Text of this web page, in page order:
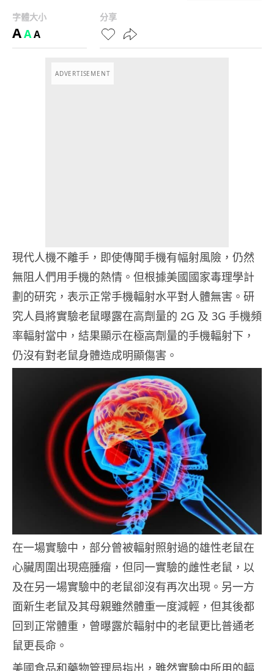
字體大小
AAA
分享
ADVERTISEMENT
現代人機不離手，即使傳聞手機有幅射風險，仍然
無阻人們用手機的熱情。但根據美國國家毒理學計
劃的研究，表示正常手機輻射水平對人體無害。研
究人員將實驗老鼠曝露在高劑量的 2G 及 3G 手機頻
率輻射當中，結果顯示在極高劑量的手機輻射下，
仍沒有對老鼠身體造成明顯傷害。
在一場實驗中，部分曾被輻射照射過的雄性老鼠在
心臟周圍出現癌腫瘤，但同一實驗的雌性老鼠，以
及在另一場實驗中的老鼠卻沒有再次出現。另一方
面新生老鼠及其母親雖然體重一度減輕，但其後都
回到正常體重，曾曝露於輻射中的老鼠更比普通老
鼠更長命。